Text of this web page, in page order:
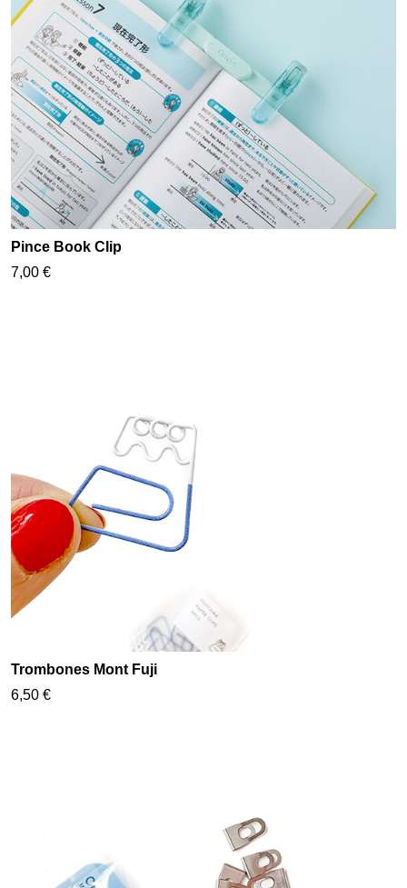
Pince Book Clip
7,00 €
Trombones Mont Fuji
6,50 €